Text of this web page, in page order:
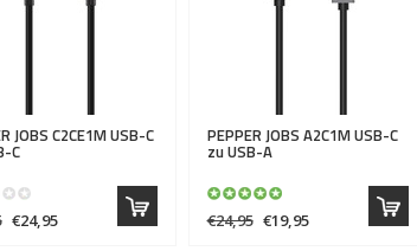
JOBS C2CE1M USB-C
C
€24,95
PEPPER JOBS A2C1M USB-C
zu USB-A
€24,95 €19,95